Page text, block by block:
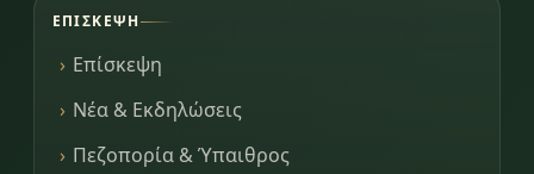
ΕΠΊΣΚΕΨΗ
Επίσκεψη
Νέα & Εκδηλώσεις
Πεζοπορία & Ύπαιθρος